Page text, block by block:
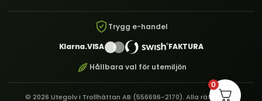
Trygg e-handel
Klarna.VISA FAKTURA
Hållbara val för utemiljön
© 2026 Utegolv i Trollhättan AB (556696-2170). Alla rättigheter
0